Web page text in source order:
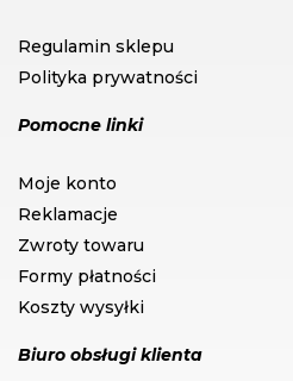
Regulamin sklepu
Polityka prywatności
Pomocne linki
Moje konto
Reklamacje
Zwroty towaru
Formy płatności
Koszty wysyłki
Biuro obsługi klienta